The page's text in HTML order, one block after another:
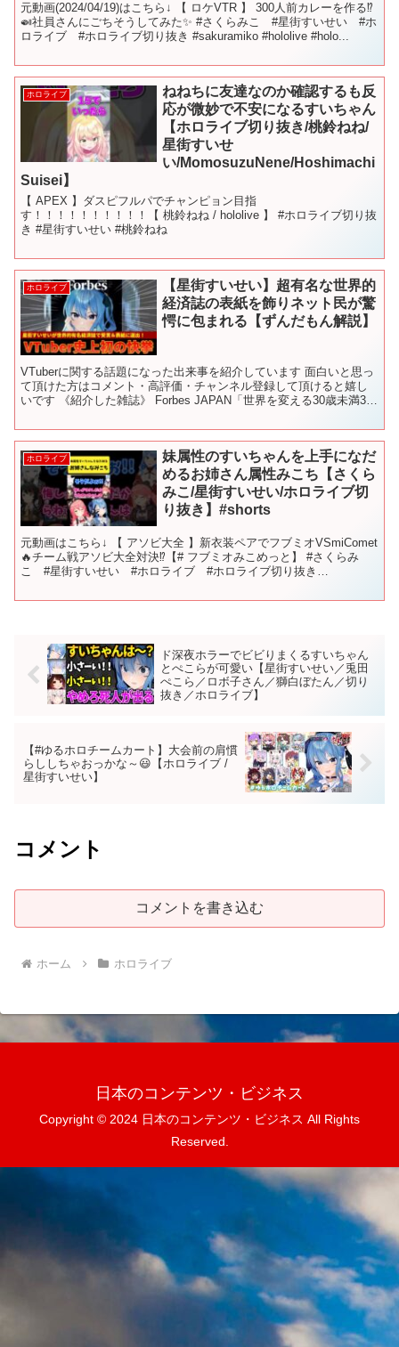
元動画(2024/04/19)はこちら↓ 【 ロケVTR 】 300人前カレーを作る⁉️
🍛社員さんにごちそうしてみた✨ #さくらみこ #星街すいせい #ホ
ロライブ #ホロライブ切り抜き #sakuramiko #hololive #holo...
ホロライブ
ねねちに友達なのか確認するも反
応が微妙で不安になるすいちゃん
【ホロライブ切り抜き/桃鈴ねね/
星街すいせ
い/MomosuzuNene/Hoshimachi
Suisei】
【 APEX 】ダスピフルパでチャンピョン目指
す！！！！！！！！！！【 桃鈴ねね / hololive 】 #ホロライブ切り抜
き #星街すいせい #桃鈴ねね
ホロライブ
【星街すいせい】超有名な世界的
経済誌の表紙を飾りネット民が驚
愕に包まれる【ずんだもん解説】
VTuberに関する話題になった出来事を紹介しています 面白いと思っ
て頂けた方はコメント・高評価・チャンネル登録して頂けると嬉し
いです 《紹介した雑誌》 Forbes JAPAN「世界を変える30歳未満30
ホロライブ
妹属性のすいちゃんを上手になだ
めるお姉さん属性みこち【さくら
みこ/星街すいせい/ホロライブ切
り抜き】#shorts
元動画はこちら↓ 【 アソビ大全 】新衣装ペアでフブミオVSmiComet
🔥チーム戦アソビ大全対決⁉【# フブミオみこめっと】 #さくらみ
こ #星街すいせい #ホロライブ #ホロライブ切り抜き
ド深夜ホラーでビビりまくるすいちゃん
とぺこらが可愛い【星街すいせい／兎田
ぺこら／ロボ子さん／獅白ぼたん／切り
抜き／ホロライブ】
【#ゆるホロチームカート】大会前の肩慣
らししちゃおっかな～😃【ホロライブ /
星街すいせい】
コメント
コメントを書き込む
ホーム ホロライブ
日本のコンテンツ・ビジネス
Copyright © 2024 日本のコンテンツ・ビジネス All Rights
Reserved.